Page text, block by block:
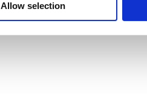
Allow selection